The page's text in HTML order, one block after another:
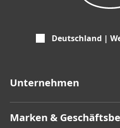
Deutschland |
Unternehmen
Marken &